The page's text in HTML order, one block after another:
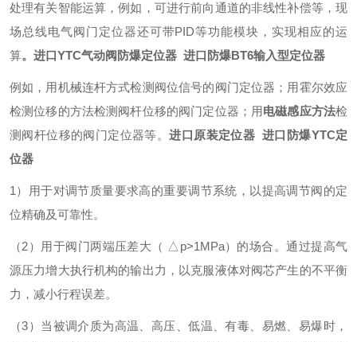
处理有关智能运算，例如，可进行前向通道的非线性补偿等，现
场总线电气阀门定位器还可带PID等功能模块，实现相应的运
算。进口YTC气动阀防爆定位器 进口防爆BT6输入型定位器
例如，用机械连杆方式检测阀位信号的阀门定位器；用霍尔效应
检测位移的方法检测阀杆位移的阀门定位器；用电磁感应方法检
测阀杆位移的阀门定位器等。进口原装定位器 进口防爆YTC定
位器
1）用于对调节质量要求高的重要调节系统，以提高调节阀的定
位精确及可靠性。
（2）用于阀门两端压差大（ △p>1MPa）的场合。通过提高气
源压力增大执行机构的输出力，以克服液体对阀芯产生的不平衡
力，减小行程误差。
（3）当被调介质为高温、高压、低温、有毒、易燃、易爆时，